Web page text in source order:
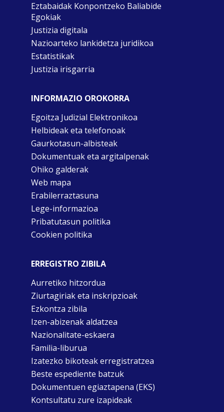
Eztabaidak Konpontzeko Baliabide
Egokiak
Justizia digitala
Nazioarteko lankidetza juridikoa
Estatistikak
Justizia irisgarria
INFORMAZIO OROKORRA
Egoitza Judizial Elektronikoa
Helbideak eta telefonoak
Gaurkotasun-albisteak
Dokumentuak eta argitalpenak
Ohiko galderak
Web mapa
Erabilerraztasuna
Lege-informazioa
Pribatutasun politika
Cookien politika
ERREGISTRO ZIBILA
Aurretiko hitzordua
Ziurtagiriak eta inskripzioak
Ezkontza zibila
Izen-abizenak aldatzea
Nazionalitate-eskaera
Familia-liburua
Izatezko bikoteak erregistratzea
Beste espediente batzuk
Dokumentuen egiaztapena (EKS)
Kontsultatu zure izapideak